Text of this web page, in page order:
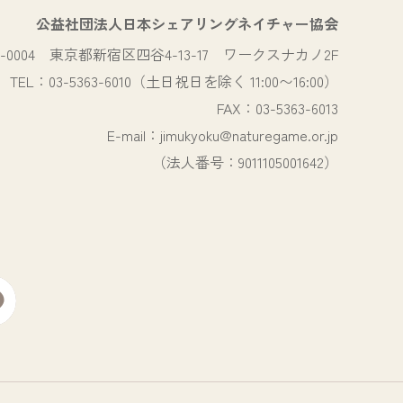
公益社団法人日本シェアリングネイチャー協会
0004 東京都新宿区四谷4-13-17 ワークスナカノ2F
TEL：03-5363-6010（土日祝日を除く 11:00〜16:00）
FAX：03-5363-6013
E-mail：jimukyoku@naturegame.or.jp
（法人番号：9011105001642）